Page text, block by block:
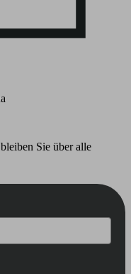
Sie über alle